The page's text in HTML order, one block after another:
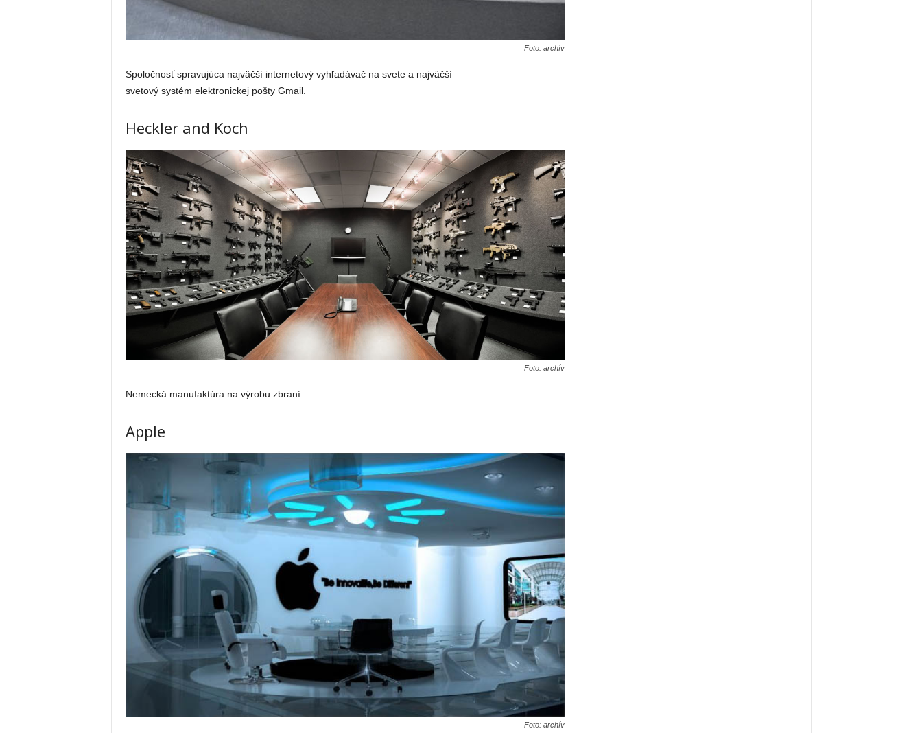
Foto: archív
Spoločnosť spravujúca najväčší internetový vyhľadávač na svete a najväčší
svetový systém elektronickej pošty Gmail.
Heckler and Koch
Foto: archív
Nemecká manufaktúra na výrobu zbraní.
Apple
Foto: archív